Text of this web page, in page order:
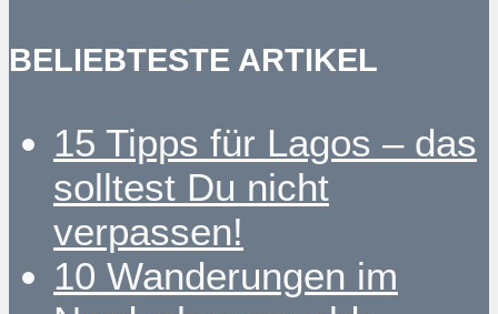
BELIEBTESTE ARTIKEL
15 Tipps für Lagos – das
solltest Du nicht
verpassen!
10 Wanderungen im